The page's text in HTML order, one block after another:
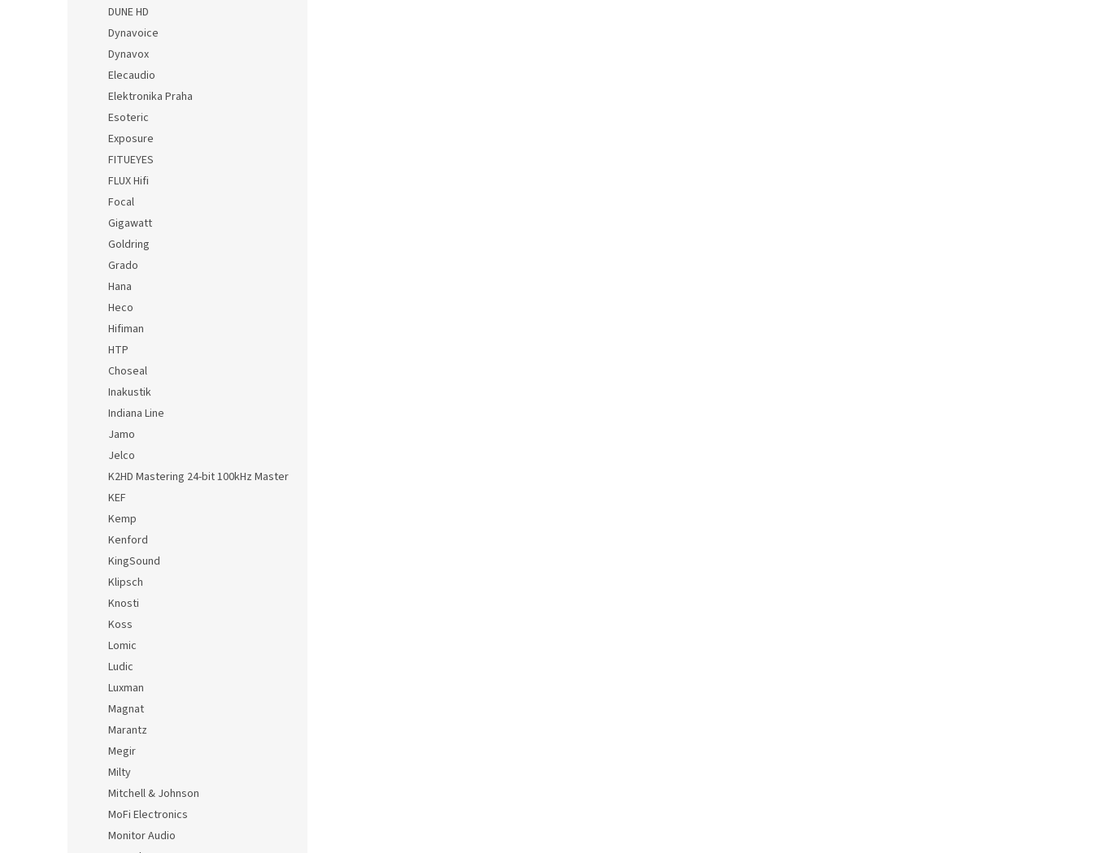
DUNE HD
Dynavoice
Dynavox
Elecaudio
Elektronika Praha
Esoteric
Exposure
FITUEYES
FLUX Hifi
Focal
Gigawatt
Goldring
Grado
Hana
Heco
Hifiman
HTP
Choseal
Inakustik
Indiana Line
Jamo
Jelco
K2HD Mastering 24-bit 100kHz Master
KEF
Kemp
Kenford
KingSound
Klipsch
Knosti
Koss
Lomic
Ludic
Luxman
Magnat
Marantz
Megir
Milty
Mitchell & Johnson
MoFi Electronics
Monitor Audio